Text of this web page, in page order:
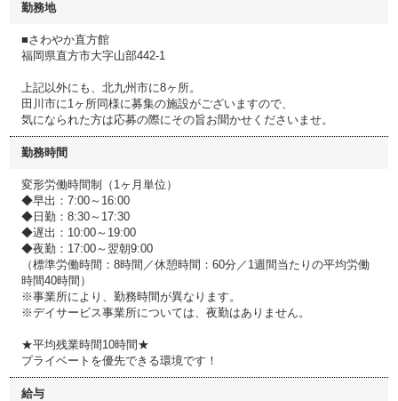
勤務地
■さわやか直方館
福岡県直方市大字山部442-1
上記以外にも、北九州市に8ヶ所。
田川市に1ヶ所同様に募集の施設がございますので、
気になられた方は応募の際にその旨お聞かせくださいませ。
勤務時間
変形労働時間制（1ヶ月単位）
◆早出：7:00～16:00
◆日勤：8:30～17:30
◆遅出：10:00～19:00
◆夜勤：17:00～翌朝9:00
（標準労働時間：8時間／休憩時間：60分／1週間当たりの平均労働
時間40時間）
※事業所により、勤務時間が異なります。
※デイサービス事業所については、夜勤はありません。
★平均残業時間10時間★
プライベートを優先できる環境です！
給与